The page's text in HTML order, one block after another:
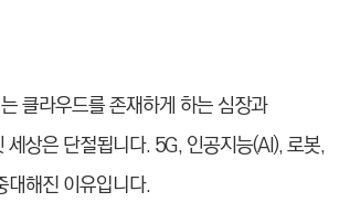
클라우드를 존재하게 하는 심장과
상은 단절됩니다. 5G, 인공지능(AI), 로봇,
대해진 이유입니다.